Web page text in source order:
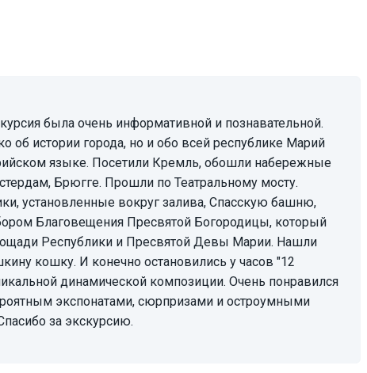
об истории города, но и обо всей республике Марий
языке. Посетили Кремль, обошли набережные
Брюгге. Прошли по Театральному мосту.
установленные вокруг залива, Спасскую башню,
Благовещения Пресвятой Богородицы, который
Республики и Пресвятой Девы Марии. Нашли
кошку. И конечно остановились у часов "12
динамической композиции. Очень понравился
экспонатами, сюрпризами и остроумными
за экскурсию.